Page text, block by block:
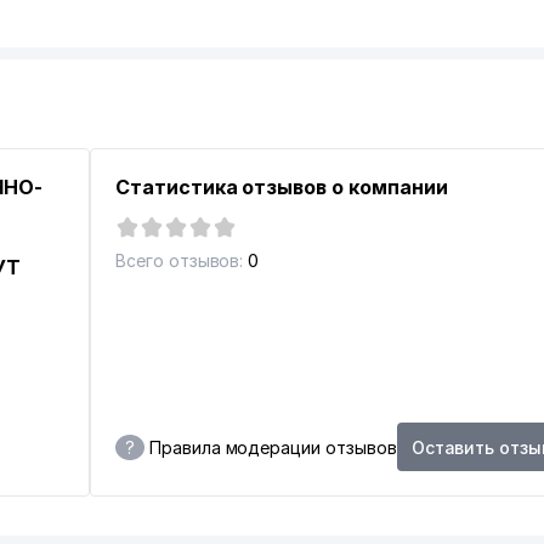
Х ГОДАХ ГРАЖДАН ЯПОНИИ В УЗБЕКИСТАНЕ
ФИРМА
Статистика отзывов о компании
Всего отзывов: 0
? Правила модерации отзывов Оставить